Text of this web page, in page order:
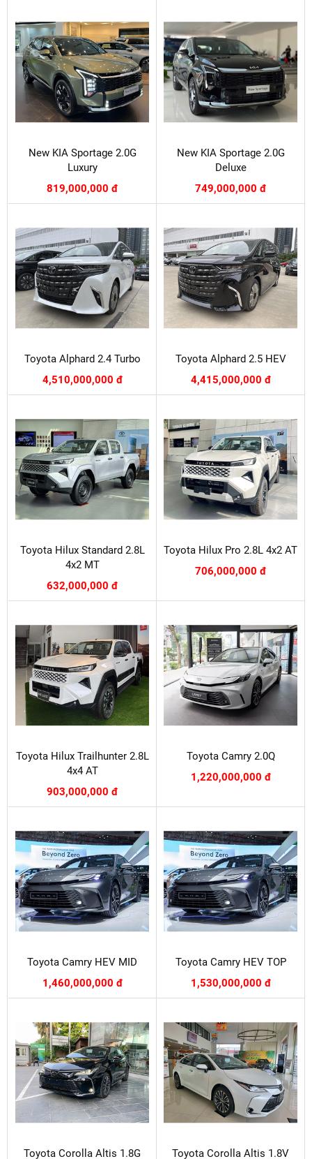
New KIA Sportage 2.0G
Luxury
819,000,000 đ
New KIA Sportage 2.0G
Deluxe
749,000,000 đ
Toyota Alphard 2.4 Turbo
4,510,000,000 đ
Toyota Alphard 2.5 HEV
4,415,000,000 đ
Toyota Hilux Standard 2.8L
4x2 MT
632,000,000 đ
Toyota Hilux Pro 2.8L 4x2 AT
706,000,000 đ
Toyota Hilux Trailhunter 2.8L
4x4 AT
903,000,000 đ
Toyota Camry 2.0Q
1,220,000,000 đ
Toyota Camry HEV MID
1,460,000,000 đ
Toyota Camry HEV TOP
1,530,000,000 đ
Toyota Corolla Altis 1.8G
Toyota Corolla Altis 1.8V